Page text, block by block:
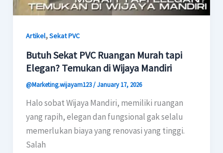
Artikel,Sekat PVC
Butuh Sekat PVC Ruangan Murah tapi
Elegan? Temukan di Wijaya Mandiri
@Marketing.wijayam123/January 17, 2026
Halo sobat Wijaya Mandiri, memiliki ruangan
yang rapih, elegan dan fungsional gak selalu
memerlukan biaya yang renovasi yang tinggi.
Salah